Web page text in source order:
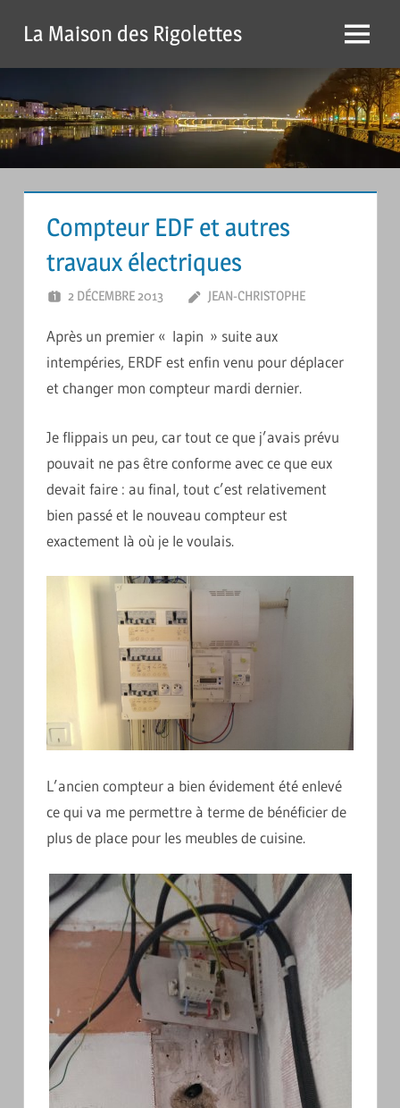
La Maison des Rigolettes Menu
Compteur EDF et autres
travaux électriques
2 DÉCEMBRE 2013 JEAN-CHRISTOPHE
Après un premier « lapin » suite aux
intempéries, ERDF est enfin venu pour déplacer
et changer mon compteur mardi dernier.
Je flippais un peu, car tout ce que j’avais prévu
pouvait ne pas être conforme avec ce que eux
devait faire : au final, tout c’est relativement
bien passé et le nouveau compteur est
exactement là où je le voulais.
L’ancien compteur a bien évidement été enlevé
ce qui va me permettre à terme de bénéficier de
plus de place pour les meubles de cuisine.